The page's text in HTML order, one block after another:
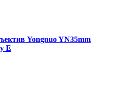
Yongnuo YN35mm
E